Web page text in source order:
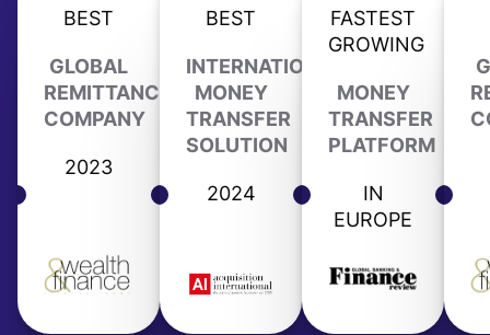
BEST
GLOBAL
REMITTANCE
COMPANY
2023
BEST
INTERNATIONAL
MONEY
TRANSFER
SOLUTION
2024
FASTEST
GROWING
MONEY
TRANSFER
PLATFORM
IN
EUROPE